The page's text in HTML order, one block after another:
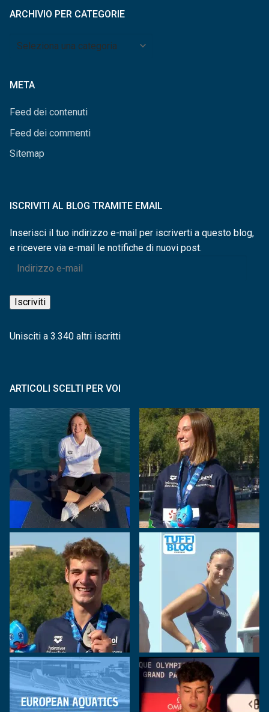
ARCHIVIO PER CATEGORIE
Archivio
META
Feed dei contenuti
Feed dei commenti
Sitemap
ISCRIVITI AL BLOG TRAMITE EMAIL
Inserisci il tuo indirizzo e-mail per iscriverti a questo blog,
e ricevere via e-mail le notifiche di nuovi post.
Indirizzo
mail
Iscriviti
Unisciti a 3.340 altri iscritti
ARTICOLI SCELTI PER VOI